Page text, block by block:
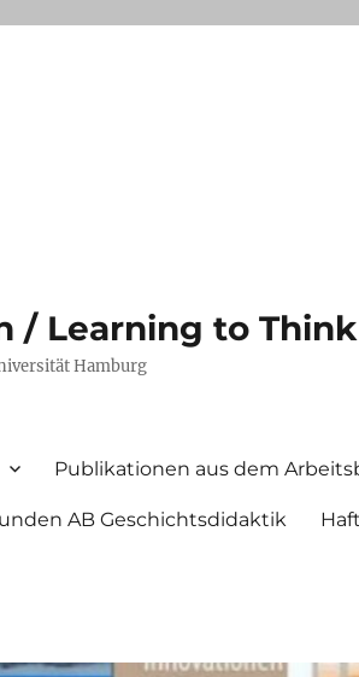
/ Learning to
Hamburg
Publikationen aus dem
AB Geschichtsdidaktik